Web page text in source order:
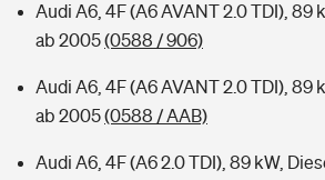
Audi A6, 4F (A6 AVANT 2.0 TDI), 89
ab 2005(0588 / 906)
Audi A6, 4F (A6 AVANT 2.0 TDI), 89
ab 2005(0588 / AAB)
Audi A6, 4F (A6 2.0 TDI), 89 kW,